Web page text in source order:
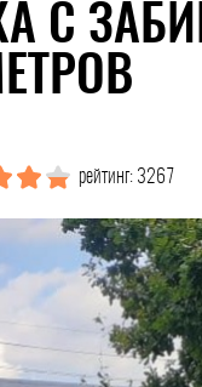
С
рейтинг: 3267